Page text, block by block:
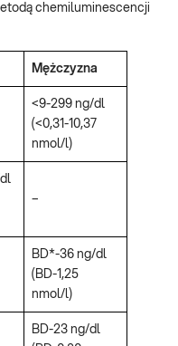
chemiluminescencji
Mężczyzna
<9-299 ng/dl
(<0,31-10,37
nmol/l)
–
BD*-36 ng/dl
(BD-1,25
nmol/l)
BD-23 ng/dl